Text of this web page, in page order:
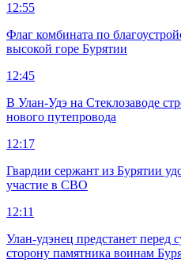
12:55
Флаг комбината по
высокой горе Бурятии
12:45
В Улан-Удэ на Стеклозаводе
нового путепровода
12:17
Гвардии сержант из Бурятии
участие в СВО
12:11
Улан-удэнец предстанет перед
сторону памятника воинам